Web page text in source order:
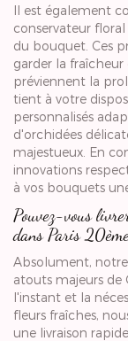
Il est également
conservateur
du bouquet. Ces
garder la fraîcheur
préviennent la
tient à votre
personnalisés
d'orchidées
majestueux. En
innovations
à vos bouquets
Pouvez-vous
dans Paris
Absolument, notre
atouts majeurs
l'instant et la
fleurs fraîches,
une livraison